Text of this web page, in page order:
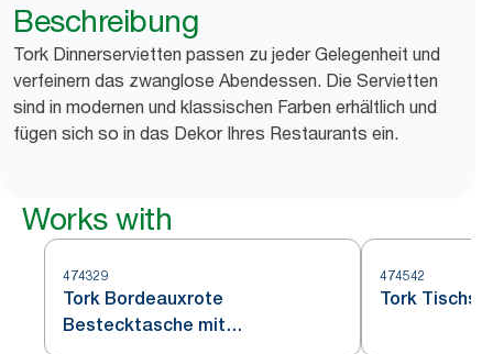
Beschreibung
Tork Dinnerservietten passen zu jeder Gelegenheit und
verfeinern das zwanglose Abendessen. Die Servietten
sind in modernen und klassischen Farben erhältlich und
fügen sich so in das Dekor Ihres Restaurants ein.
Works with
474329
Tork Bordeauxrote
Bestecktasche mit
474542
Tork